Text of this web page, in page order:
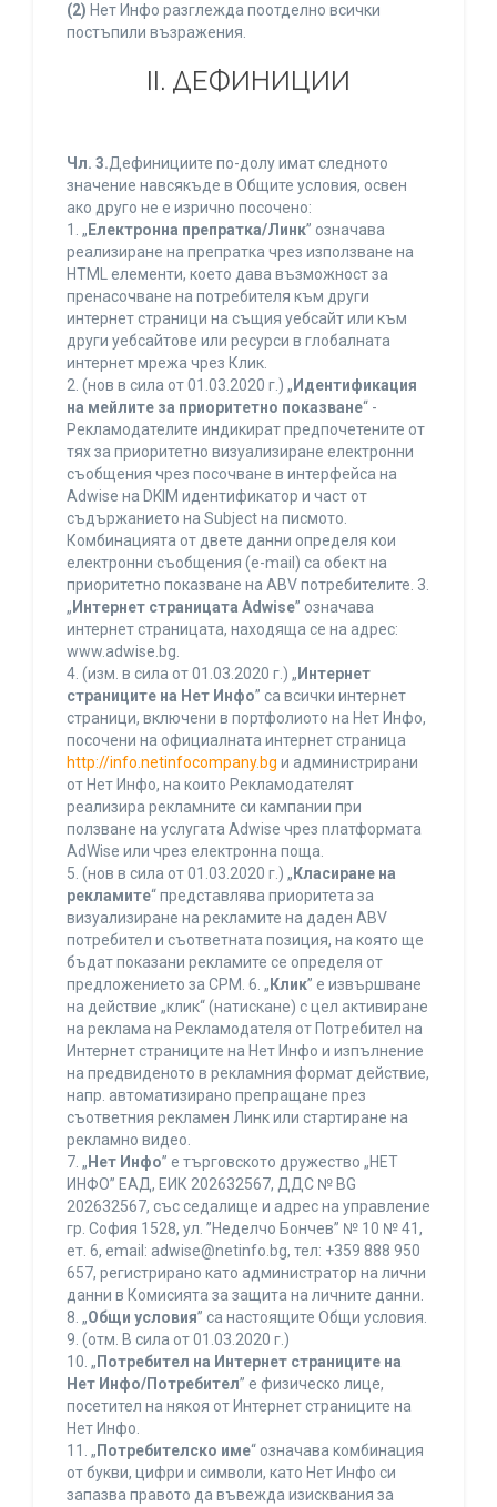
(2) Нет Инфо разглежда поотделно всички
постъпили възражения.
ІІ. ДЕФИНИЦИИ
Чл. 3.Дефинициите по-долу имат следното
значение навсякъде в Общите условия, освен
ако друго не е изрично посочено:
1. „ Електронна препратка/Линк” означава
реализиране на препратка чрез използване на
HTML елементи, което дава възможност за
пренасочване на потребителя към други
интернет страници на същия уебсайт или към
други уебсайтове или ресурси в глобалната
интернет мрежа чрез Клик.
2. (нов в сила от 01.03.2020 г.) „ Идентификация
на мейлите за приоритетно показване“ -
Рекламодателите индикират предпочетените от
тях за приоритетно визуализиране електронни
съобщения чрез посочване в интерфейса на
Adwise на DKIM идентификатор и част от
съдържанието на Subject на писмото.
Комбинацията от двете данни определя кои
електронни съобщения (e-mail) са обект на
приоритетно показване на ABV потребителите. 3.
„ Интернет страницата Adwise” означава
интернет страницата, находяща се на адрес:
www.adwise.bg.
4. (изм. в сила от 01.03.2020 г.) „ Интернет
страниците на Нет Инфо” са всички интернет
страници, включени в портфолиото на Нет Инфо,
посочени на официалната интернет страница
http://info.netinfocompany.bg и администрирани
от Нет Инфо, на които Рекламодателят
реализира рекламните си кампании при
ползване на услугата Adwise чрез платформата
AdWise или чрез електронна поща.
5. (нов в сила от 01.03.2020 г.) „ Класиране на
рекламите“ представлява приоритета за
визуализиране на рекламите на даден ABV
потребител и съответната позиция, на която ще
бъдат показани рекламите се определя от
предложението за CPM. 6. „ Клик” е извършване
на действие „клик“ (натискане) с цел активиране
на реклама на Рекламодателя от Потребител на
Интернет страниците на Нет Инфо и изпълнение
на предвиденото в рекламния формат действие,
напр. автоматизирано препращане през
съответния рекламен Линк или стартиране на
рекламно видео.
7. „ Нет Инфо” е търговското дружество „НЕТ
ИНФО” ЕАД, ЕИК 202632567, ДДС № BG
202632567, със седалище и адрес на управление
гр. София 1528, ул. ”Неделчо Бончев” № 10 № 41,
ет. 6, еmail: adwise@netinfo.bg, тел: +359 888 950
657, регистрирано като администратор на лични
данни в Комисията за защита на личните данни.
8. „Общи условия” са настоящите Общи условия.
9. (отм. В сила от 01.03.2020 г.)
10. „ Потребител на Интернет страниците на
Нет Инфо/Потребител” е физическо лице,
посетител на някоя от Интернет страниците на
Нет Инфо.
11. „ Потребителско име“ означава комбинация
от букви, цифри и символи, като Нет Инфо си
запазва правото да въвежда изисквания за